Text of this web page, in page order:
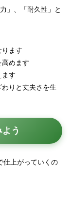
」、「耐久性」と
ります
高めます
ます
りと丈夫さを生
う
仕上がっていくの